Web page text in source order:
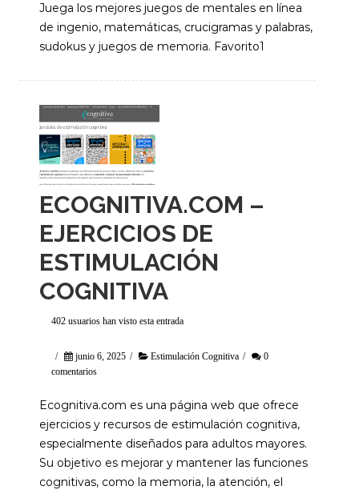
Juega los mejores juegos de mentales en línea
de ingenio, matemáticas, crucigramas y palabras,
sudokus y juegos de memoria. Favorito1
ECOGNITIVA.COM –
EJERCICIOS DE
ESTIMULACIÓN
COGNITIVA
402 usuarios han visto esta entrada
/ junio 6, 2025 / Estimulación Cognitiva /
0
comentarios
Ecognitiva.com es una página web que ofrece
ejercicios y recursos de estimulación cognitiva,
especialmente diseñados para adultos mayores.
Su objetivo es mejorar y mantener las funciones
cognitivas, como la memoria, la atención, el